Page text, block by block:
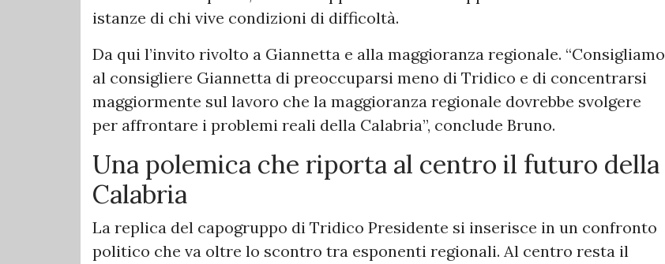
istanze di chi vive condizioni di difficoltà.
Da qui l’invito rivolto a Giannetta e alla maggioranza regionale. “Consigliamo
al consigliere Giannetta di preoccuparsi meno di Tridico e di concentrarsi
maggiormente sul lavoro che la maggioranza regionale dovrebbe svolgere
per affrontare i problemi reali della Calabria”, conclude Bruno.
Una polemica che riporta al centro il futuro della
Calabria
La replica del capogruppo di Tridico Presidente si inserisce in un confronto
politico che va oltre lo scontro tra esponenti regionali. Al centro resta il